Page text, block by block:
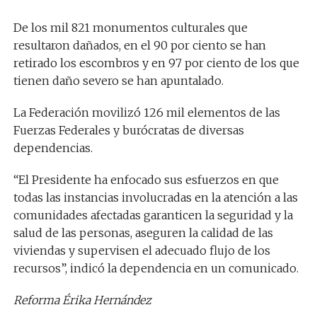
De los mil 821 monumentos culturales que
resultaron dañados, en el 90 por ciento se han
retirado los escombros y en 97 por ciento de los que
tienen daño severo se han apuntalado.
La Federación movilizó 126 mil elementos de las
Fuerzas Federales y burócratas de diversas
dependencias.
“El Presidente ha enfocado sus esfuerzos en que
todas las instancias involucradas en la atención a las
comunidades afectadas garanticen la seguridad y la
salud de las personas, aseguren la calidad de las
viviendas y supervisen el adecuado flujo de los
recursos”, indicó la dependencia en un comunicado.
Reforma Érika Hernández